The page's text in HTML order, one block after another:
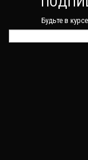
Будьте в